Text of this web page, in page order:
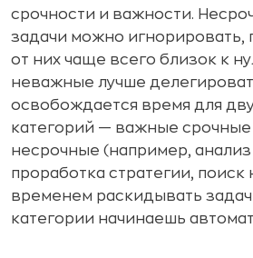
срочности и важности.
задачи можно игнорировать,
от них чаще всего близок к
неважные лучше
освобождается время для
категорий — важные
несрочные (например,
проработка стратегии,
временем раскидывать
категории начинаешь